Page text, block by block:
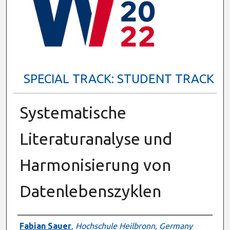
SPECIAL TRACK: STUDENT TRACK
Systematische
Literaturanalyse und
Harmonisierung von
Datenlebenszyklen
Presenter Information
Fabian Sauer, Hochschule Heilbronn, Germany